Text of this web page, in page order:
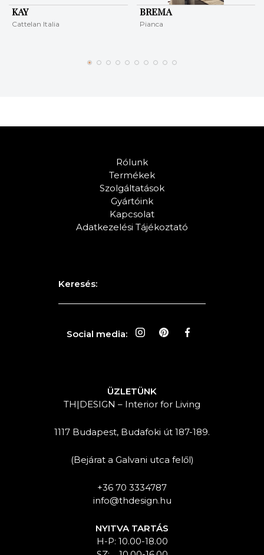
KAY
Cattelan Italia
BREMA
Pianca
Rólunk
Termékek
Szolgáltatások
Gyártóink
Kapcsolat
Adatkezelési Tájékoztató
Keresés:
Social media:
ÜZLETÜNK
TH|DESIGN – Interior for Living
1117 Budapest, Budafoki út 187-189.
(Bejárat a Galvani utca felől)
+36 70 3334787
info@thdesign.hu
NYITVA TARTÁS
H-P: 10.00-18.00